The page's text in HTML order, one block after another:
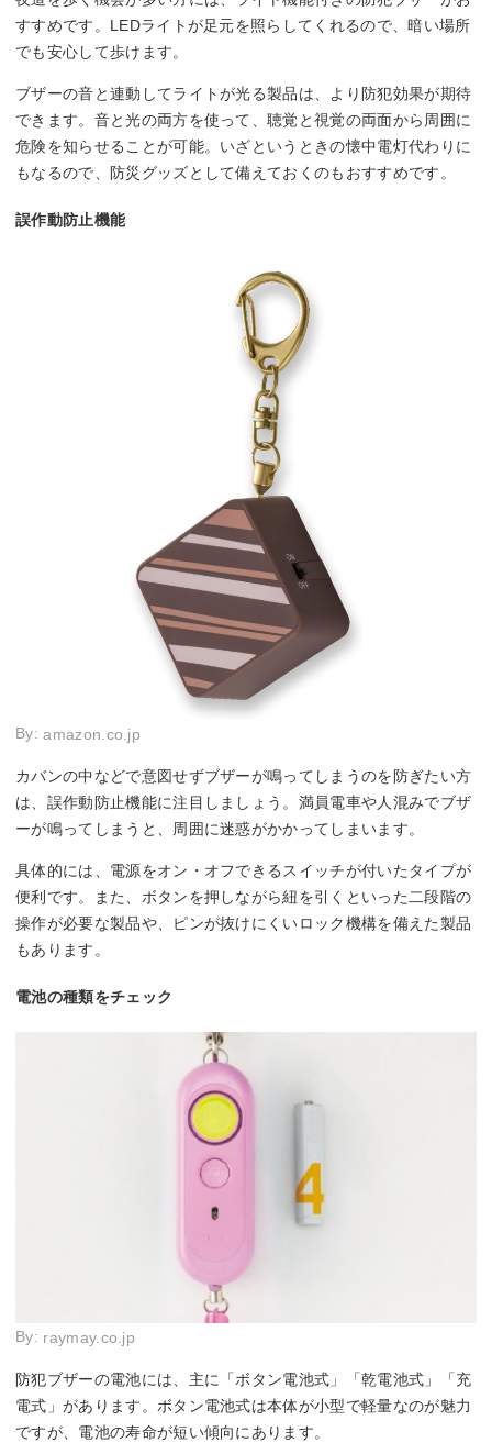
すすめです。LEDライトが足元を照らしてくれるので、暗い場所
でも安心して歩けます。
ブザーの音と連動してライトが光る製品は、より防犯効果が期待
できます。音と光の両方を使って、聴覚と視覚の両面から周囲に
危険を知らせることが可能。いざというときの懐中電灯代わりに
もなるので、防災グッズとして備えておくのもおすすめです。
誤作動防止機能
By:amazon.co.jp
カバンの中などで意図せずブザーが鳴ってしまうのを防ぎたい方
は、誤作動防止機能に注目しましょう。満員電車や人混みでブザ
ーが鳴ってしまうと、周囲に迷惑がかかってしまいます。
具体的には、電源をオン・オフできるスイッチが付いたタイプが
便利です。また、ボタンを押しながら紐を引くといった二段階の
操作が必要な製品や、ピンが抜けにくいロック機構を備えた製品
もあります。
電池の種類をチェック
By: raymay.co.jp
防犯ブザーの電池には、主に「ボタン電池式」「乾電池式」「充
電式」があります。ボタン電池式は本体が小型で軽量なのが魅力
ですが、電池の寿命が短い傾向にあります。